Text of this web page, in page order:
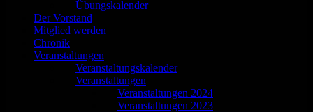
Übungskalender
Der Vorstand
Mitglied werden
Chronik
Veranstaltungen
Veranstaltungskalender
Veranstaltungen
Veranstaltungen 2024
Veranstaltungen 2023